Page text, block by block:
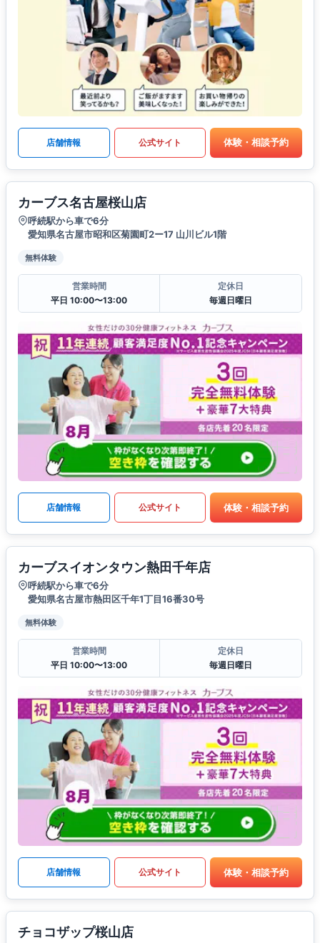
店舗情報 公式サイト 体験・相談予約
カーブス名古屋桜山店
呼続駅から車で6分
愛知県名古屋市昭和区菊園町2ー17 山川ビル1階
無料体験
営業時間
平日 10:00〜13:00
定休日
毎週日曜日
店舗情報 公式サイト 体験・相談予約
カーブスイオンタウン熱田千年店
呼続駅から車で6分
愛知県名古屋市熱田区千年1丁目16番30号
無料体験
営業時間
平日 10:00〜13:00
定休日
毎週日曜日
店舗情報 公式サイト 体験・相談予約
チョコザップ桜山店